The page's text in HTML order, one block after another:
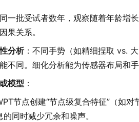
同一批受试者数年，观察随着年龄增
果关系。
分析：不同手势（如精细捏取 vs.
不同。细化分析能为传感器布局和
模型 ：
节点创建“节点级复合特征”（如
同时减少冗余和噪声。